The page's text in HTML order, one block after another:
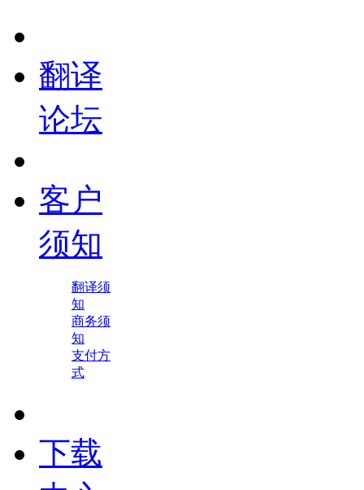
翻译
论坛
客户
须知
翻译须
知
商务须
知
支付方
式
下载